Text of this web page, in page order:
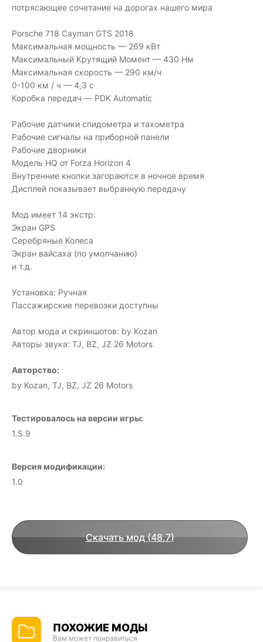
потрясающее сочетание на дорогах нашего мира
Porsche 718 Cayman GTS 2018
Максимальная мощность — 269 кВт
Максимальный Крутящий Момент — 430 Нм
Максимальная скорость — 290 км/ч
0-100 км / ч — 4,3 с
Коробка передач — PDK Automatic
Рабочие датчики спидометра и тахометра
Рабочие сигналы на приборной панели
Рабочие дворники
Модель HQ от Forza Horizon 4
Внутренние кнопки загораются в ночное время
Дисплей показывает выбранную передачу
Мод имеет 14 экстр:
Экран GPS
Серебряные Колеса
Экран вайсаха (по умолчанию)
и т.д.
Установка: Ручная
Пассажирские перевозки доступны
Автор мода и скриншотов: by Kozan
Авторы звука: TJ, BZ, JZ 26 Motors
Авторство:
by Kozan, TJ, BZ, JZ 26 Motors
Тестировалось на версии игры:
1.5.9
Версия модификации:
1.0
Скачать мод (48.7)
ПОХОЖИЕ МОДЫ
Вам может понравиться